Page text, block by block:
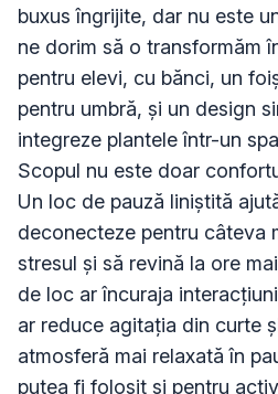
buxus îngrijite, dar nu este
ne dorim să o transformăm
pentru elevi, cu bănci, un
pentru umbră, și un design
integreze plantele într-un
Scopul nu este doar
Un loc de pauză liniștită
deconecteze pentru câteva
stresul și să revină la ore
de loc ar încuraja
ar reduce agitația din curte
atmosferă mai relaxată în
putea fi folosit și pentru